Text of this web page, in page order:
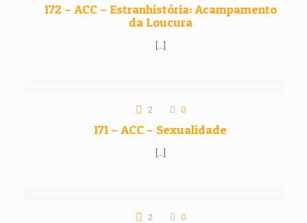
172 – ACC – Estranhistória: Acampamento
da Loucura
[…]
2 0
171 – ACC – Sexualidade
[…]
2 0